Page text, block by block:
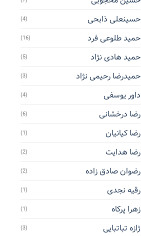
حسینعلی ذابحی (4)
حمید طلوعی فرد (16)
حمید هادی نژاد (5)
حمیدرضا رحیمی نژاد (3)
داور یوسفی (4)
رضا درخشانی (6)
رضا کیانیان (1)
رضا هدایت (2)
رضوان صادق زاده (2)
رقیه نجدی (1)
زهرا پرکاه (1)
ژازه تباتبایی (3)